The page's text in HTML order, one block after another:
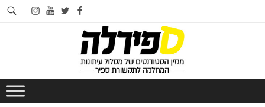
facebook
twitter
youtube
instagram